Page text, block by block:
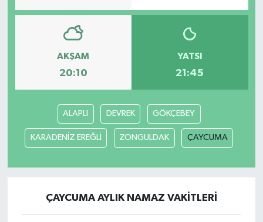
AKŞAM
20:10
YATSI
21:45
ALAPLI DEVREK GÖKÇEBEY
KARADENİZ EREĞLİ ZONGULDAK ÇAYCUMA
ÇAYCUMA AYLIK NAMAZ VAKITLERI